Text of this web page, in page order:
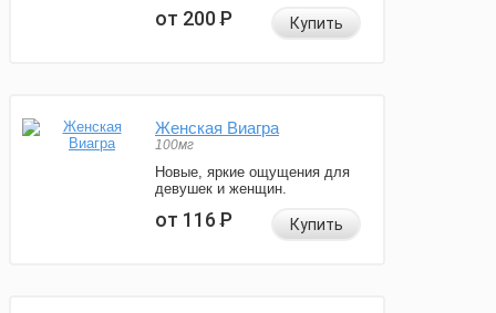
от 200Р Купить
Женская Виагра
100мг
Новые, яркие ощущения для
девушек и женщин.
от 116Р Купить